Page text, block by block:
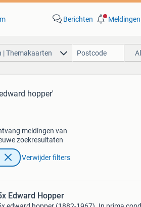
Berichten Meldingen
Themakaarten
hopper'
meldingen van
zoekresultaten
Verwijder filters
Edward Hopper